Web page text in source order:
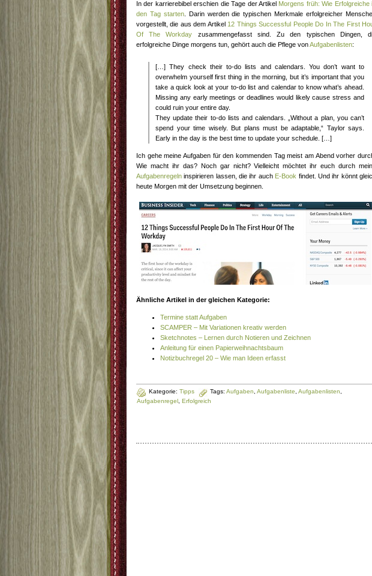
In der karrierebibel erschien die Tage der Artikel Morgens früh: Wie Erfolgreiche
den Tag starten. Darin werden die typischen Merkmale erfolgreicher
vorgestellt, die aus dem Artikel 12 Things Successful People Do In The First
Of The Workday zusammengefasst sind. Zu den typischen Dingen,
erfolgreiche Dinge morgens tun, gehört auch die Pflege vonAufgabenlisten:
[…] They check their to-do lists and calendars. You don’t want to
overwhelm yourself first thing in the morning, but it’s important that you
take a quick look at your to-do list and calendar to know what’s ahead.
Missing any early meetings or deadlines would likely cause stress and
could ruin your entire day.
They update their to-do lists and calendars. „Without a plan, you can’t
spend your time wisely. But plans must be adaptable,“ Taylor says.
Early in the day is the best time to update your schedule. […]
Ich gehe meine Aufgaben für den kommenden Tag meist am Abend vorher
Wie macht ihr das? Noch gar nicht? Vielleicht möchtet ihr euch durch
Aufgabenregeln inspirieren lassen, die ihr auch E-Book findet. Und ihr könnt
heute Morgen mit der Umsetzung beginnen.
Ähnliche Artikel in der gleichen Kategorie:
Termine statt Aufgaben
SCAMPER – Mit Variationen kreativ werden
Sketchnotes – Lernen durch Notieren und Zeichnen
Anleitung für einen Papierweihnachtsbaum
Notizbuchregel 20 – Wie man Ideen erfasst
Kategorie: Tipps Tags: Aufgaben Aufgabenliste Aufgabenlisten
Aufgabenregel Erfolgreich